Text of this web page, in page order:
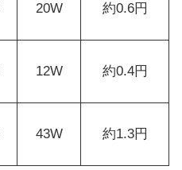
20W 約0.6円
12W 約0.4円
43W 約1.3円